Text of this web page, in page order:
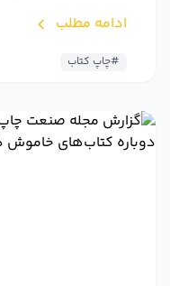
ادامه مطلب
#چاپ کتاب